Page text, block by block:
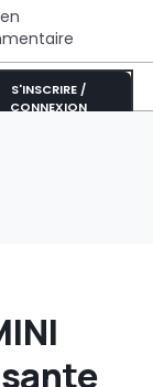
S'INSCRIRE /
CONNEXION